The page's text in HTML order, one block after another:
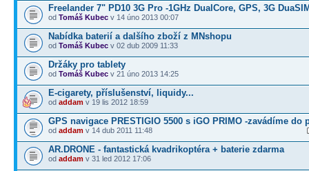
Freelander 7" PD10 3G Pro -1GHz DualCore, GPS, 3G
od Tomáš Kubec v 14 úno 2013 00:07
Nabídka baterií a dalšího zboží z MNshopu
od Tomáš Kubec v 02 dub 2009 11:33
Držáky pro tablety
od Tomáš Kubec v 21 úno 2013 14:25
E-cigarety, příslušenství, liquidy...
od addam v 19 lis 2012 18:59
GPS navigace PRESTIGIO 5500 s iGO PRIMO -zavádíme do
od addam v 14 dub 2011 11:48
AR.DRONE - fantastická kvadrikoptéra + baterie zdarma
od addam v 31 led 2012 17:06